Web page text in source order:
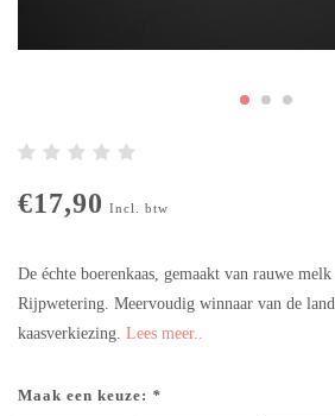
€17,90 Incl. btw
De échte boerenkaas, gemaakt van rauwe
Rijpwetering. Meervoudig winnaar van de
kaasverkiezing. Lees meer..
Maak een keuze: *